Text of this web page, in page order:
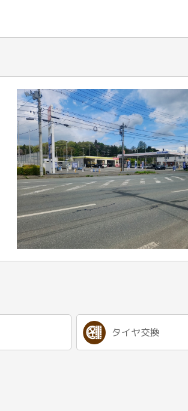
タイヤ交換